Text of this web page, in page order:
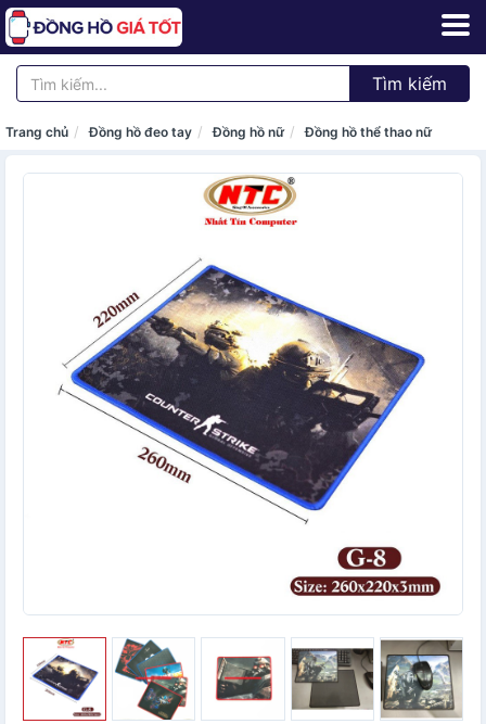
Tìm kiếm
Trang chủ Đồng hồ đeo tay Đồng hồ nữ Đồng hồ thể thao nữ